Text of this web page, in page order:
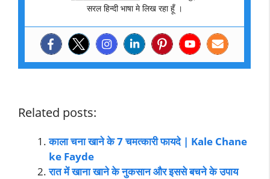
सरल हिन्दी भाषा मे लिख रहा हूँ ।
Related posts:
काला चना खाने के 7 चमत्कारी फायदे | Kale Chane
ke Fayde
रात में खाना खाने के नुकसान और इससे बचने के उपाय